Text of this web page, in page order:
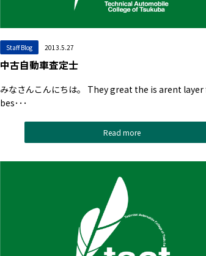
Staff Blog 2013.5.27
中古自動車査定士
みなさんこんにちは。 They great the is arent
bes･･･
Read more